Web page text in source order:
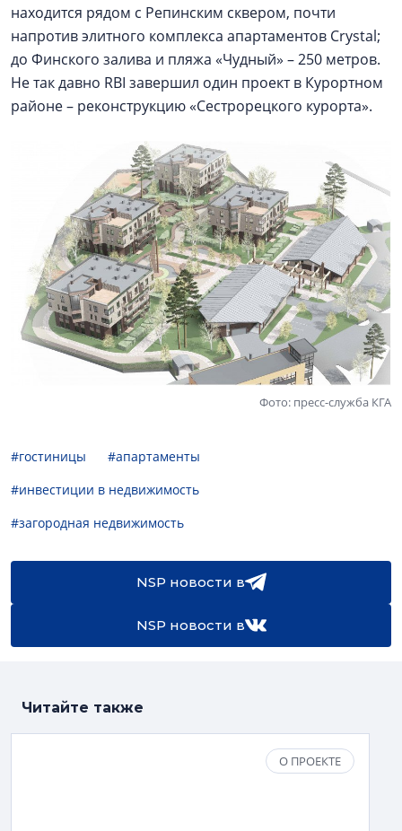
находится рядом с Репинским сквером, почти
напротив элитного комплекса апартаментов Crystal;
до Финского залива и пляжа «Чудный» – 250 метров.
Не так давно RBI завершил один проект в Курортном
районе – реконструкцию «Сестрорецкого курорта».
Фото: пресс-служба КГА
#гостиницы
#апартаменты
#инвестиции в недвижимость
#загородная недвижимость
NSP новости в
NSP новости в
Читайте также
О ПРОЕКТЕ